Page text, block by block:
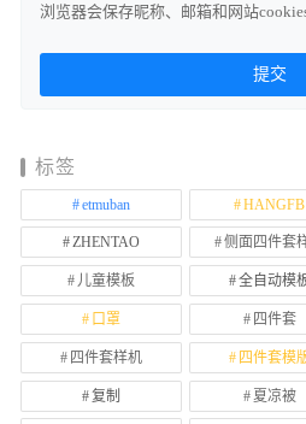
浏览器会保存昵称、邮箱和网站
标签
etmuban HANGFB
ZHENTAO 侧面四件套
儿童模板 全自动模
口罩 四件套
四件套样机 四件套模
复制 夏凉被